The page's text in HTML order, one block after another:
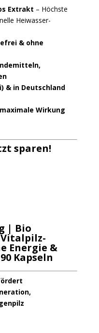
Extrakt – Höchste
Heiwasser-
& ohne
& in Deutschland
Wirkung
sparen!
| Bio
Vitalpilz-
Energie &
Kapseln